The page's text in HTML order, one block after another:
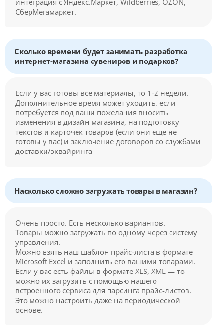
интеграция с Яндекс.Маркет, Wildberries, OZON,
СберМегамаркет.
Сколько времени будет занимать разработка
интернет-магазина сувениров и подарков?
Если у вас готовы все материалы, то 1-2 недели.
Дополнительное время может уходить, если
потребуется под ваши пожелания вносить
изменения в дизайн магазина, на подготовку
текстов и карточек товаров (если они еще не
готовы у вас) и заключение договоров со службами
доставки/эквайринга.
Насколько сложно загружать товары в магазин?
Очень просто. Есть несколько вариантов.
Товары можно загружать по одному через систему
управления.
Можно взять наш шаблон прайс-листа в формате
Microsoft Excel и заполнить его вашими товарами.
Если у вас есть файлы в формате XLS, XML — то
можно их загрузить с помощью нашего
встроенного сервиса для парсинга прайс-листов.
Это можно настроить даже на периодической
основе.